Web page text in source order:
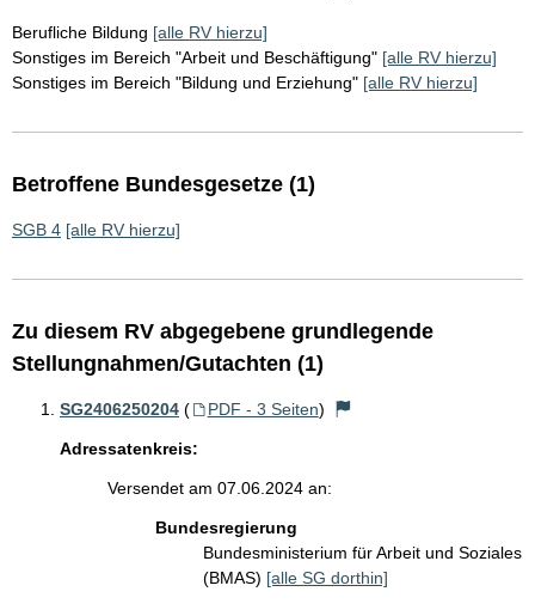
Berufliche Bildung [alle RV hierzu]
Sonstiges im Bereich "Arbeit und Beschäftigung" [alle RV hierzu]
Sonstiges im Bereich "Bildung und Erziehung" [alle RV hierzu]
Betroffene Bundesgesetze (1)
SGB 4 [alle RV hierzu]
Zu diesem RV abgegebene grundlegende
Stellungnahmen/Gutachten (1)
SG2406250204 ( PDF - 3 Seiten)
Adressatenkreis:
Versendet am 07.06.2024 an:
Bundesregierung
Bundesministerium für Arbeit und Soziales
(BMAS) [alle SG dorthin]